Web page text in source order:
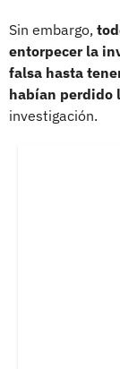
Sin embargo,
entorpecer la
falsa hasta
habían perdido
investigación.